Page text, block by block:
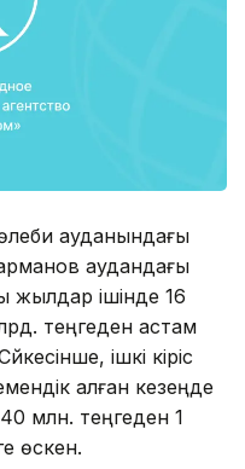
ауданындағы
аудандағы
жылдар ішінде 16
теңгеден астам
ішкі кіріс
алған кезеңде
млн. теңгеден 1
өскен.